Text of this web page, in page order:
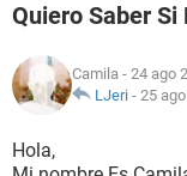
FAMILIA
NUTRICIÓN
BIENESTAR
Quiero Saber Si
Camila - 24 ago
LJeri - 25
Hola,